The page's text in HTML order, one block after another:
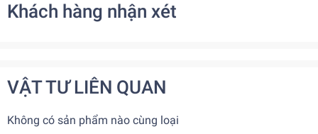
Khách hàng nhận xét
VẬT TƯ LIÊN QUAN
Không có sản phẩm nào cùng loại